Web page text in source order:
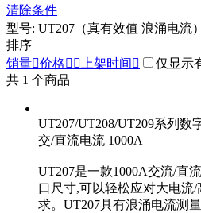
清除条件
型号: UT207（真有效值 浪涌电流）
排序
销量价格  上架时间 
仅显示
共 1 个商品
UT207/UT208/UT209系列数
交/直流电流 1000A
UT207是一款1000A交流/直
口尺寸,可以轻松应对大电流
求。UT207具有浪涌电流测